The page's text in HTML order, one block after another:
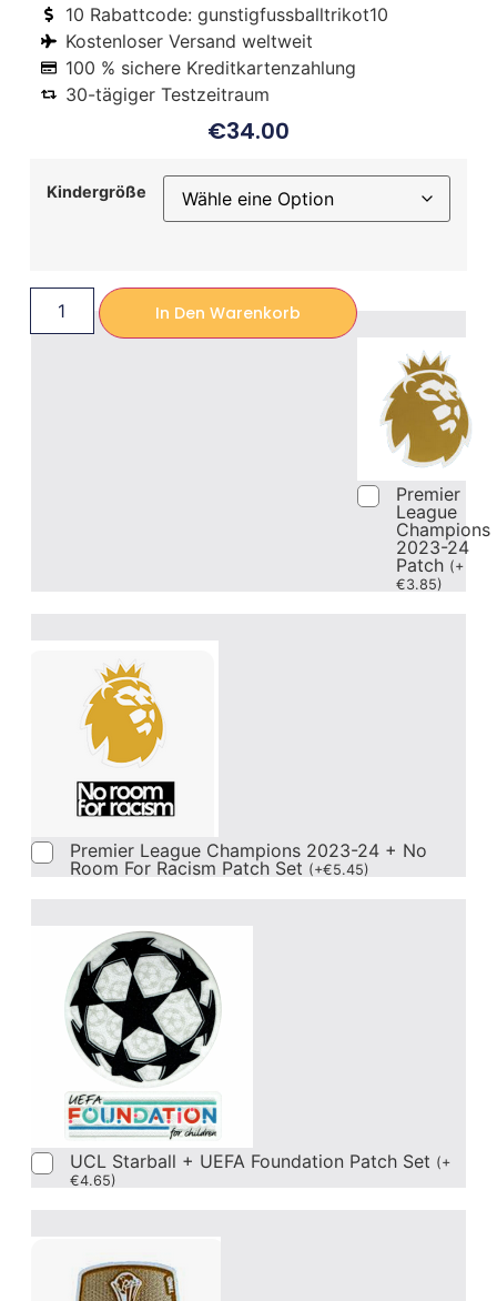
10 Rabattcode: gunstigfussballtrikot10
Kostenloser Versand weltweit
100 % sichere Kreditkartenzahlung
30-tägiger Testzeitraum
€34.00
Kindergröße
In Den Warenkorb
Premier
League
Champions
2023-24
Patch (+
€3.85)
Premier League Champions 2023-24 + No
Room For Racism Patch Set (+€5.45)
UCL Starball + UEFA Foundation Patch Set (+
€4.65)